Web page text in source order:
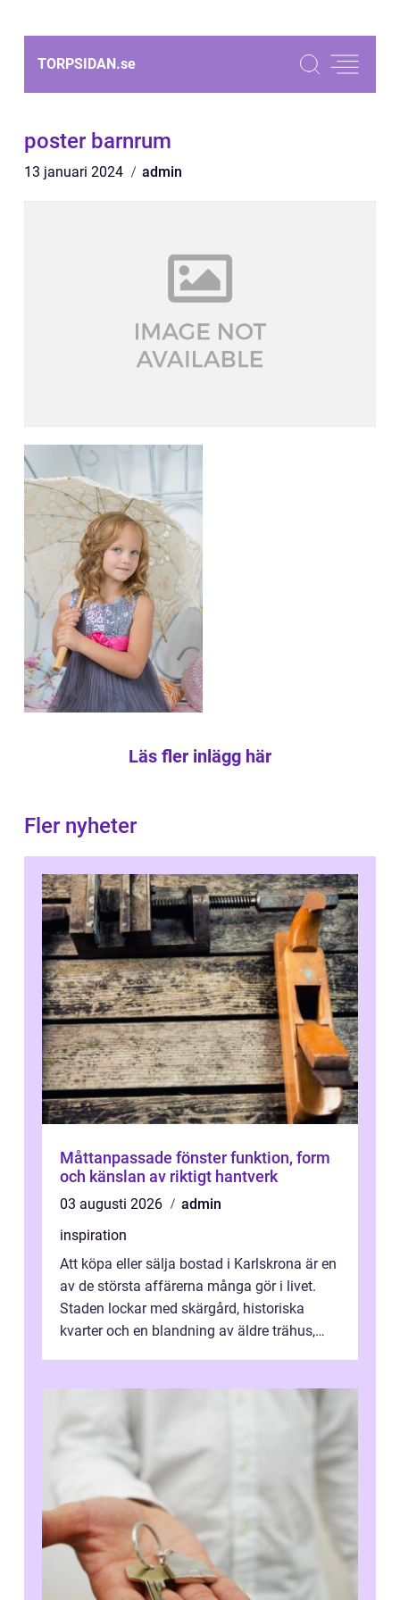
TORPSIDAN.se
poster barnrum
13 januari 2024 admin
Läs fler inlägg här
Fler nyheter
Måttanpassade fönster funktion, form
och känslan av riktigt hantverk
03 augusti 2026
admin
inspiration
Att köpa eller sälja bostad i Karlskrona är en
av de största affärerna många gör i livet.
Staden lockar med skärgård, historiska
kvarter och en blandning av äldre trähus,